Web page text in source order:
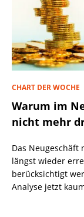
CHART DER WOCHE
Warum im
nicht mehr
Das Neugeschäft
längst wieder
berücksichtigt
Analyse jetzt